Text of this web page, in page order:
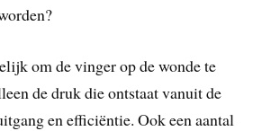
om de vinger op de wonde te
de druk die ontstaat vanuit de
en efficiëntie. Ook een aantal